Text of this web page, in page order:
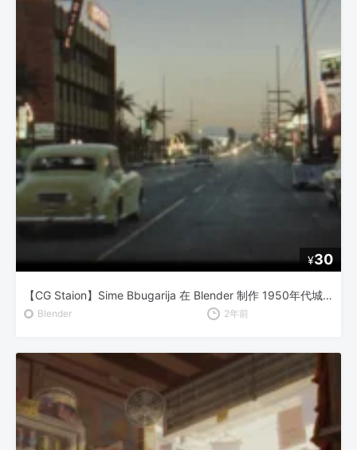
¥30
【CG Staion】Sime Bbugarija 在 Blender 制作 1950年代城市与汽车动画
Blender 2年前